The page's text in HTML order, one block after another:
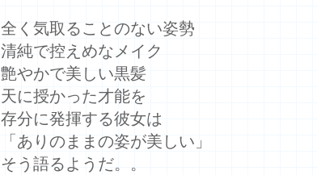
全く気取ることのない姿勢
清純で控えめなメイク
艶やかで美しい黒髪
天に授かった才能を
存分に発揮する彼女は
「ありのままの姿が美しい」
そう語るようだ。。